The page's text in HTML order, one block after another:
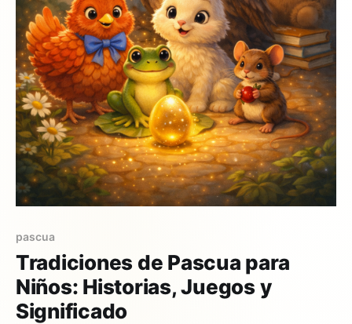
pascua
Tradiciones de Pascua para
Niños: Historias, Juegos y
Significado